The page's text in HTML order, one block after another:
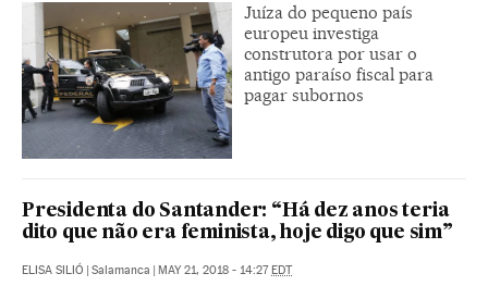
Juíza do pequeno país
europeu investiga
construtora por usar o
antigo paraíso fiscal para
pagar subornos
Presidenta do Santander: “Há dez anos teria
dito que não era feminista, hoje digo que sim”
ELISA SILIÓ Salamanca MAY 21, 2018 - 14:27 EDT